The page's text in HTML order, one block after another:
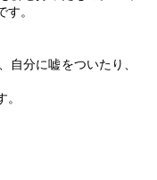
。
自分に嘘をついたり、